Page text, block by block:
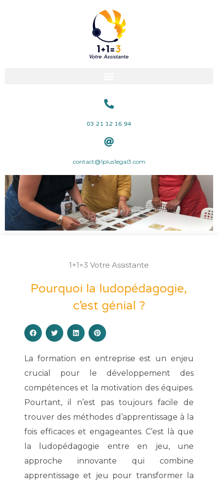
03 21 12 16 94
contact@1plus1egal3.com
1+1=3 Votre Assistante
Pourquoi la ludopédagogie,
c’est génial ?
La formation en entreprise est un enjeu
crucial pour le développement des
compétences et la motivation des équipes.
Pourtant, il n’est pas toujours facile de
trouver des méthodes d’apprentissage à la
fois efficaces et engageantes. C’est là que
la ludopédagogie entre en jeu, une
approche innovante qui combine
apprentissage et jeu pour transformer la